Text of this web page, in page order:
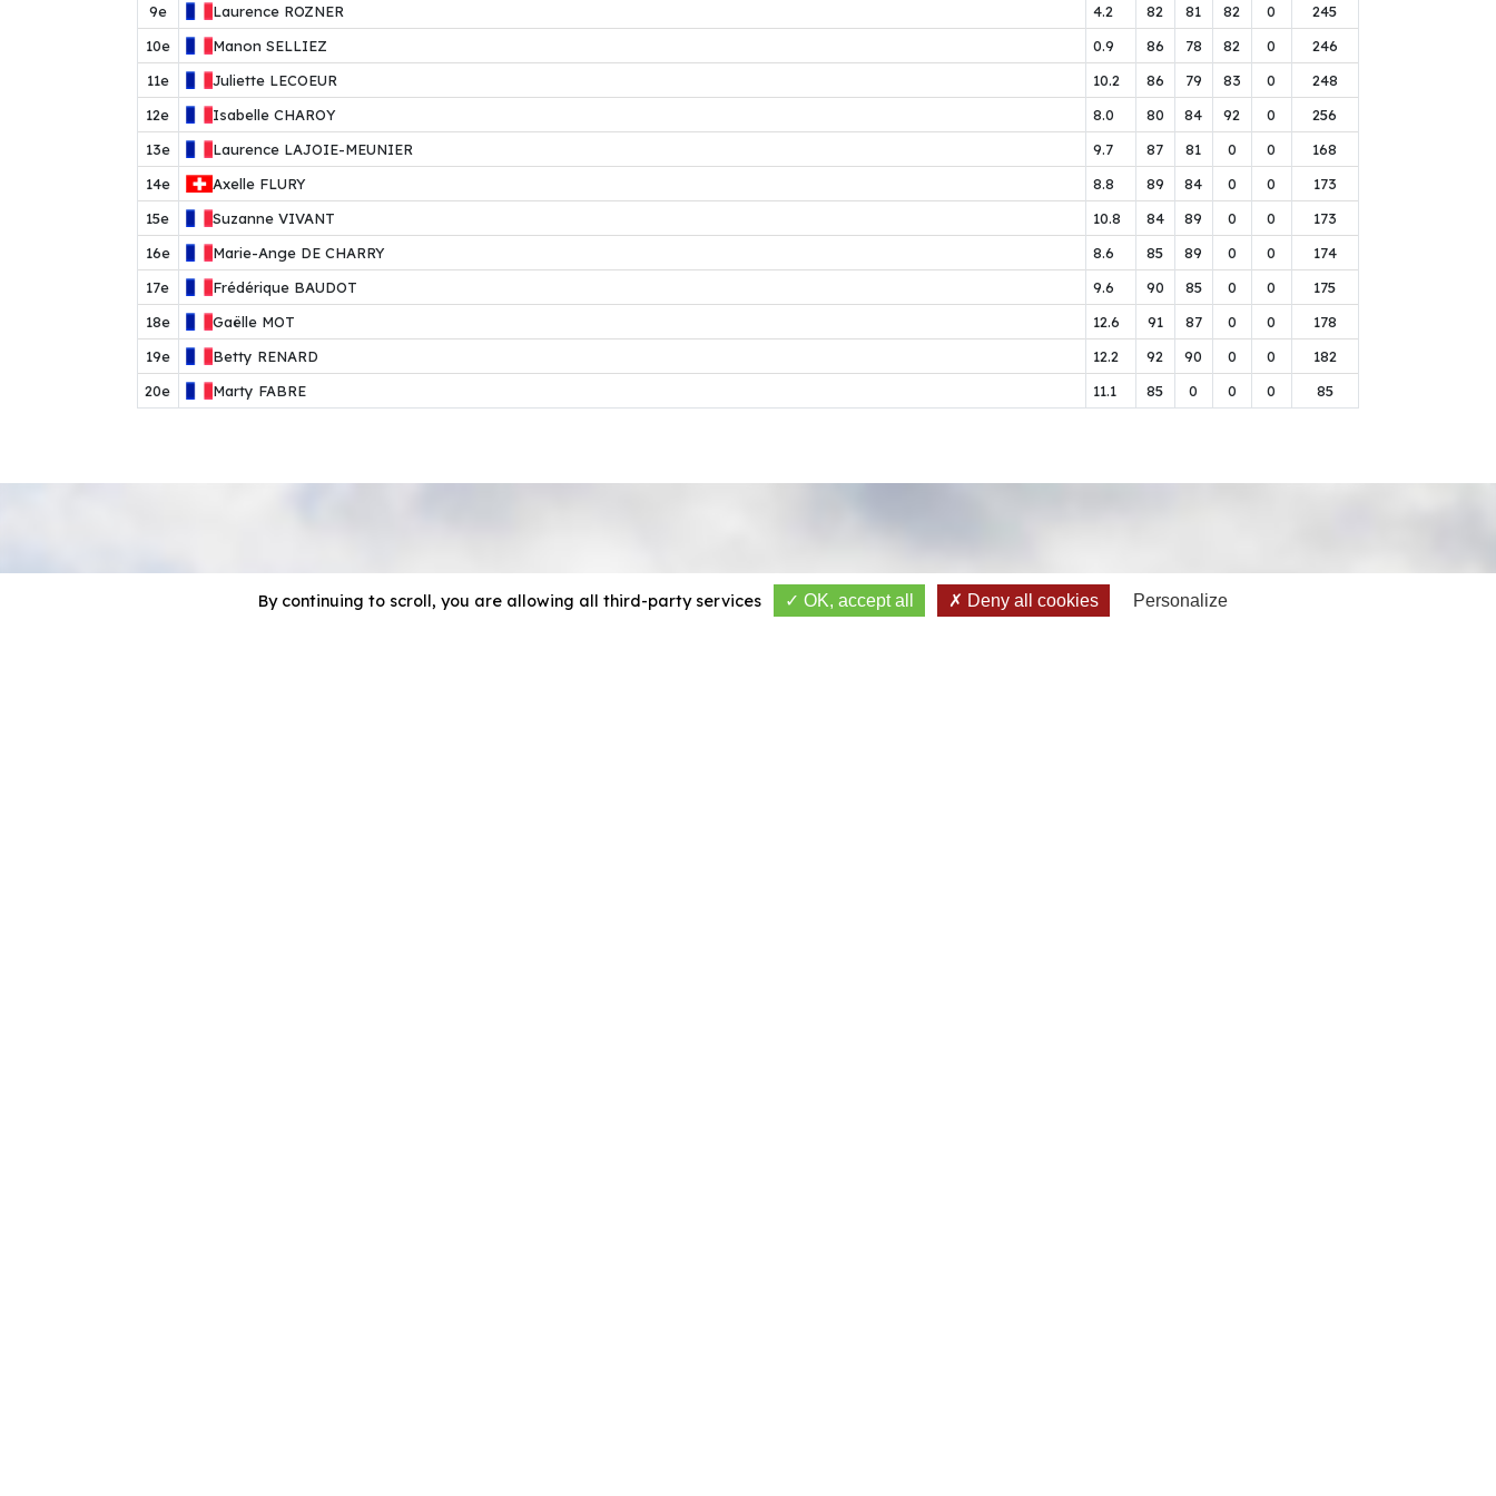
9e
Laurence ROZNER 4.2 82 81 82 0
245
10e
Manon SELLIEZ 0.9 86 78 82 0
246
11e
Juliette LECOEUR 10.2 86 79 83 0
248
12e
Isabelle CHAROY 8.0 80 84 92 0
256
13e
Laurence LAJOIE-MEUNIER 9.7 87 81 0 0
168
14e
Axelle FLURY 8.8 89 84 0 0
173
15e
Suzanne VIVANT 10.8 84 89 0 0
173
16e
Marie-Ange DE CHARRY 8.6 85 89 0 0
174
17e
Frédérique BAUDOT 9.6 90 85 0 0
175
18e
Gaëlle MOT 12.6 91 87 0 0
178
19e
Betty RENARD 12.2 92 90 0 0
182
20e
Marty FABRE 11.1 85 0 0 0 85
By continuing to scroll, you are allowing all third-party services OK, accept all Deny all cookies Personalize